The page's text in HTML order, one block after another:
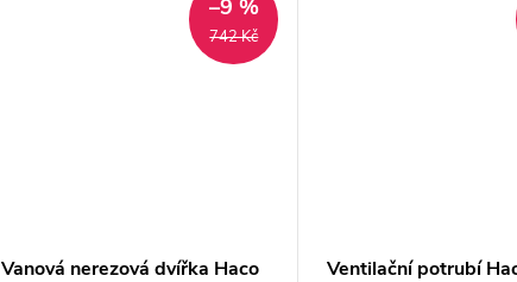
742 Kč
–9 %
Vanová nerezová dvířka Haco Ventilační potrubí